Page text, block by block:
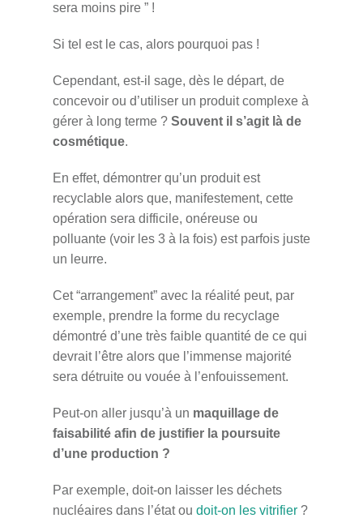
sera moins pire ” !
Si tel est le cas, alors pourquoi pas !
Cependant, est-il sage, dès le départ, de
concevoir ou d’utiliser un produit complexe à
gérer à long terme ? Souvent il s’agit là de
cosmétique.
En effet, démontrer qu’un produit est
recyclable alors que, manifestement, cette
opération sera difficile, onéreuse ou
polluante (voir les 3 à la fois) est parfois juste
un leurre.
Cet “arrangement” avec la réalité peut, par
exemple, prendre la forme du recyclage
démontré d’une très faible quantité de ce qui
devrait l’être alors que l’immense majorité
sera détruite ou vouée à l’enfouissement.
Peut-on aller jusqu’à un maquillage de
faisabilité afin de justifier la poursuite
d’une production ?
Par exemple, doit-on laisser les déchets
nucléaires dans l’état ou doit-on les vitrifier?